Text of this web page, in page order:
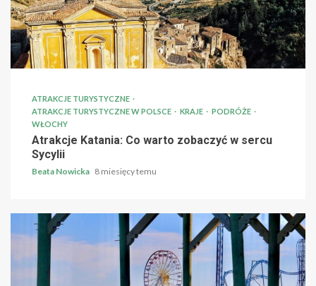
ATRAKCJE TURYSTYCZNE
ATRAKCJE TURYSTYCZNE W POLSCE
KRAJE
PODRÓŻE
WŁOCHY
Atrakcje Katania: Co warto zobaczyć w sercu
Sycylii
Beata Nowicka 8 miesięcy temu